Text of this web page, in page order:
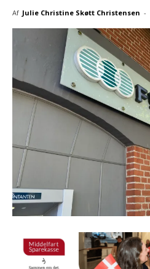
Af Julie Christine Skøtt Christensen -